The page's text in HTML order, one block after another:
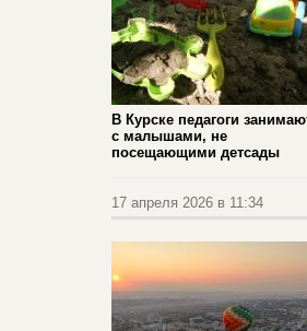
В Курске педагоги
с малышами, не
посещающими детсады
17 апреля 2026 в 11:34